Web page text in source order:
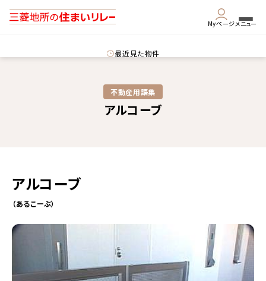
Myページメニュー
最近見た物件
不動産用語集​
アルコーブ
アルコーブ
（あるこーぶ）